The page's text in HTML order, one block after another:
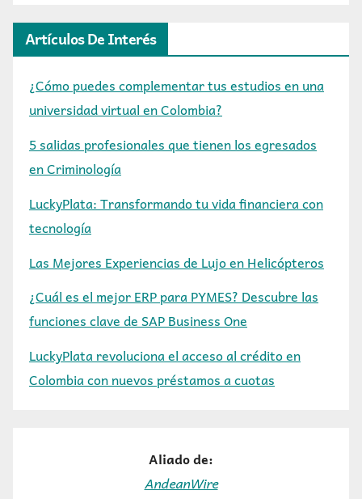
Artículos De Interés
¿Cómo puedes complementar tus estudios en una
universidad virtual en Colombia?
5 salidas profesionales que tienen los egresados
en Criminología
LuckyPlata: Transformando tu vida financiera con
tecnología
Las Mejores Experiencias de Lujo en Helicópteros
¿Cuál es el mejor ERP para PYMES? Descubre las
funciones clave de SAP Business One
LuckyPlata revoluciona el acceso al crédito en
Colombia con nuevos préstamos a cuotas
Aliado de:
AndeanWire